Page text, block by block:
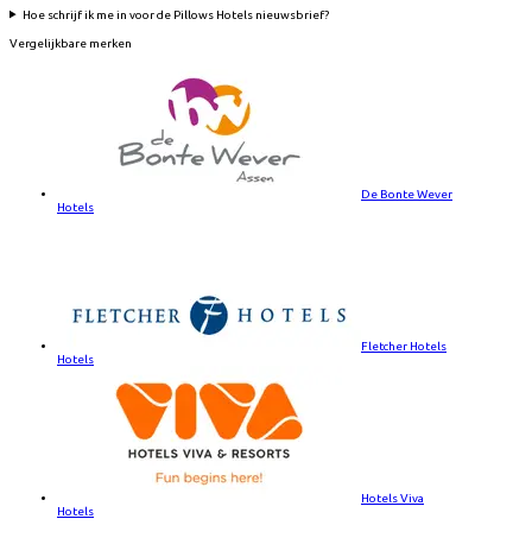
Hoe schrijf ik me in voor de Pillows Hotels nieuwsbrief?
Vergelijkbare merken
De Bonte Wever
Hotels
Fletcher Hotels
Hotels
Hotels Viva
Hotels